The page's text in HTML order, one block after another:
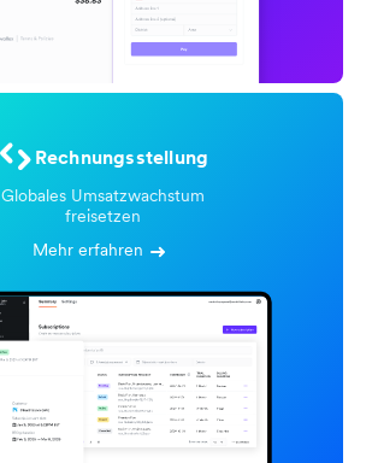
Rechnungsstellung
Globales Umsatzwachstum
freisetzen
Mehr erfahren